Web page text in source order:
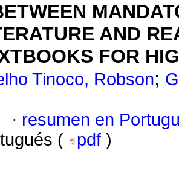
AND
FOR
Tinoco, Robson;
· resumen en
(
pdf )